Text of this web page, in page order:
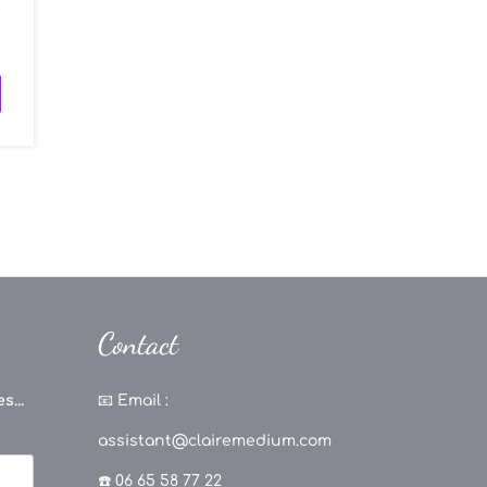
Contact
📧 Email :
assistant@clairemedium.com
☎️ 06 65 58 77 22